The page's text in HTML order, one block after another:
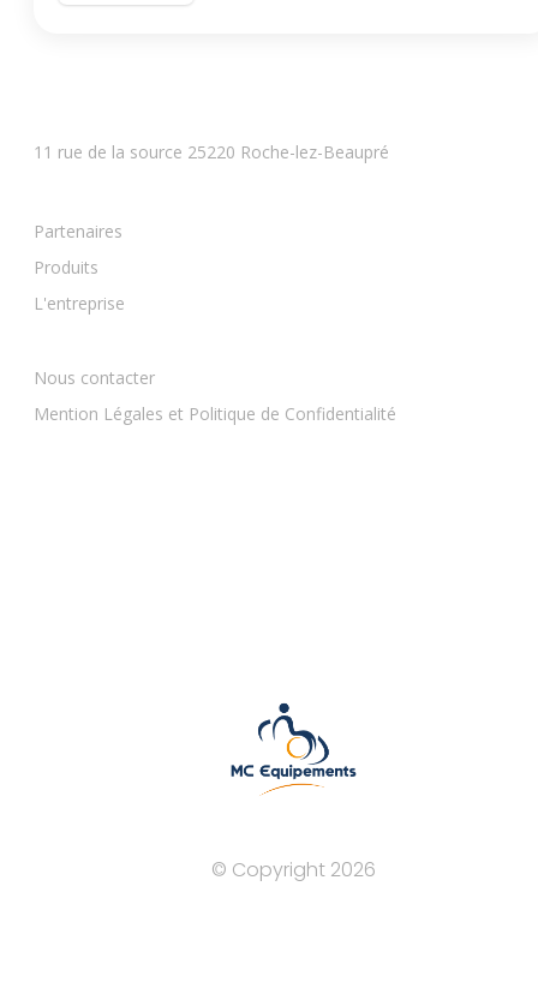
11 rue de la source 25220 Roche-lez-Beaupré
Partenaires
Produits
L'entreprise
Nous contacter
Mention Légales et Politique de Confidentialité
© Copyright 2026